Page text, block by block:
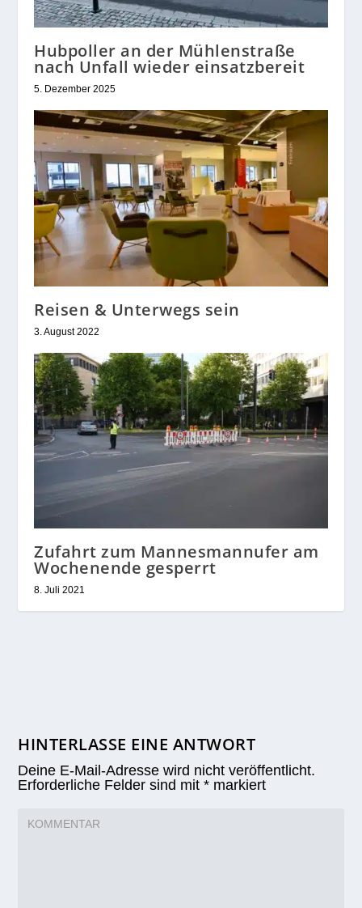
Hubpoller an der Mühlenstraße
nach Unfall wieder einsatzbereit
5. Dezember 2025
Reisen & Unterwegs sein
3. August 2022
Zufahrt zum Mannesmannufer am
Wochenende gesperrt
8. Juli 2021
HINTERLASSE EINE ANTWORT
Deine E-Mail-Adresse wird nicht veröffentlicht.
Erforderliche Felder sind mit* markiert